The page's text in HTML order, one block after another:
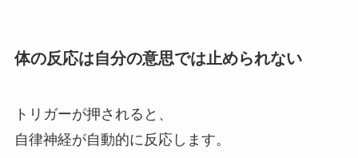
体の反応は自分の意思では止められない
トリガーが押されると、
自律神経が自動的に反応します。